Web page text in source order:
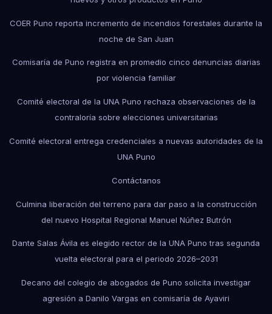
COER Puno reporta incremento de incendios forestales durante la
noche de San Juan
Comisaría de Puno registra en promedio cinco denuncias diarias
por violencia familiar
Comité electoral de la UNA Puno rechaza observaciones de la
contraloría sobre elecciones universitarias
Comité electoral entrega credenciales a nuevas autoridades de la
UNA Puno
Contáctanos
Culmina liberación del terreno para dar paso a la construcción
del nuevo Hospital Regional Manuel Núñez Butrón
Dante Salas Ávila es elegido rector de la UNA Puno tras segunda
vuelta electoral para el periodo 2026–2031
Decano del colegio de abogados de Puno solicita investigar
agresión a Danilo Vargas en comisaría de Ayaviri